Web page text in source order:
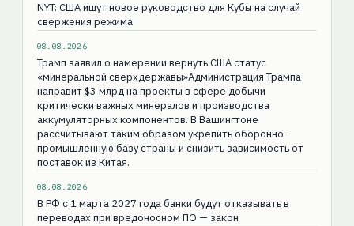
NYT: США ищут новое руководство для Кубы на случай
свержения режима
08.08.2026
Трамп заявил о намерении вернуть США статус
«минеральной сверхдержавы»Администрация Трампа
направит $3 млрд на проекты в сфере добычи
критически важных минералов и производства
аккумуляторных компонентов. В Вашингтоне
рассчитывают таким образом укрепить оборонно-
промышленную базу страны и снизить зависимость от
поставок из Китая.
08.08.2026
В РФ с 1 марта 2027 года банки будут отказывать в
переводах при вредоносном ПО — закон